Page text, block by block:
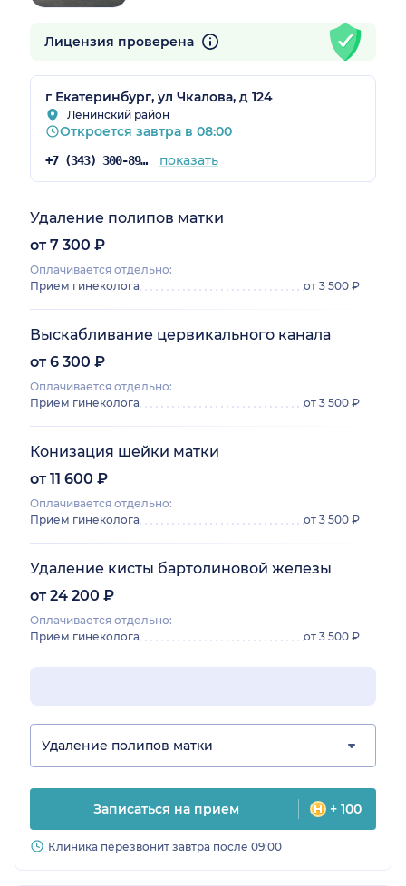
Лицензия проверена
г Екатеринбург, ул Чкалова, д 124
Ленинский район
Откроется завтра в 08:00
+7 (343) 300-89-30 показать
Удаление полипов матки
от 7 300 ₽
Оплачивается отдельно:
Прием гинеколога
от 3 500 ₽
Выскабливание цервикального канала
от 6 300 ₽
Оплачивается отдельно:
Прием гинеколога
от 3 500 ₽
Конизация шейки матки
от 11 600 ₽
Оплачивается отдельно:
Прием гинеколога
от 3 500 ₽
Удаление кисты бартолиновой железы
от 24 200 ₽
Оплачивается отдельно:
Прием гинеколога
от 3 500 ₽
Удаление полипов матки
Записаться на прием + 100
Клиника перезвонит завтра после 09:00